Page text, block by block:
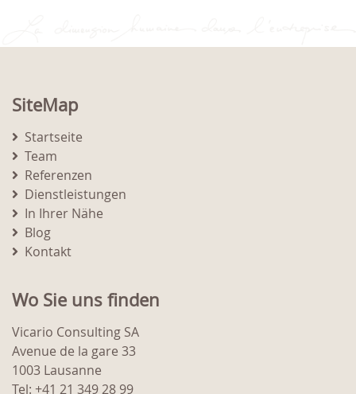
SiteMap
Startseite
Team
Referenzen
Dienstleistungen
In Ihrer Nähe
Blog
Kontakt
Wo Sie uns finden
Vicario Consulting SA
Avenue de la gare 33
1003 Lausanne
Tel: +41 21 349 28 99